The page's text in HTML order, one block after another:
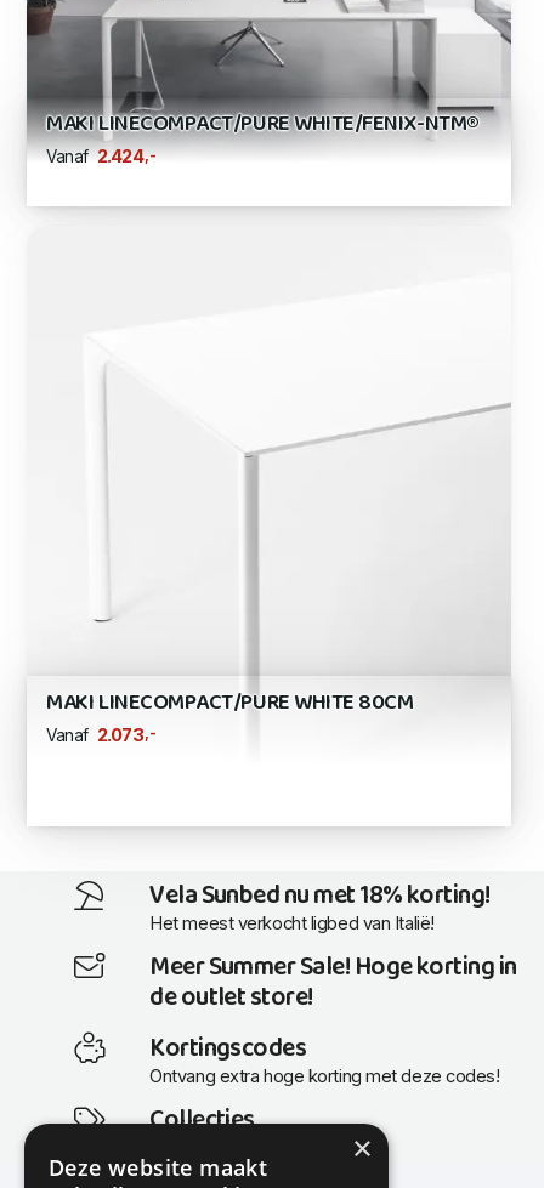
MAKI LINECOMPACT/PURE WHITE/FENIX-NTM®
Vanaf 2.424,-
MAKI LINECOMPACT/PURE WHITE 80CM
Vanaf 2.073,-
Vela Sunbed nu met 18% korting!
Het meest verkocht ligbed van Italië!
Meer Summer Sale! Hoge korting in
de outlet store!
Kortingscodes
Ontvang extra hoge korting met deze codes!
Collecties
Actuele en populaire collecties
×
Deze website maakt